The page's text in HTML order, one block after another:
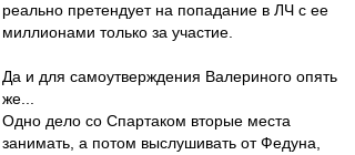
реально претендует на попадание в ЛЧ с ее
миллионами только за участие.
Да и для самоутверждения Валериного опять
же...
Одно дело со Спартаком вторые места
занимать, а потом выслушивать от Федуна,